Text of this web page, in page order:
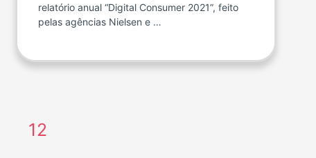
relatório anual “Digital Consumer 2021”, feito
pelas agências Nielsen e …
12